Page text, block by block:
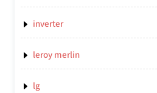
inverter
leroy merlin
lg